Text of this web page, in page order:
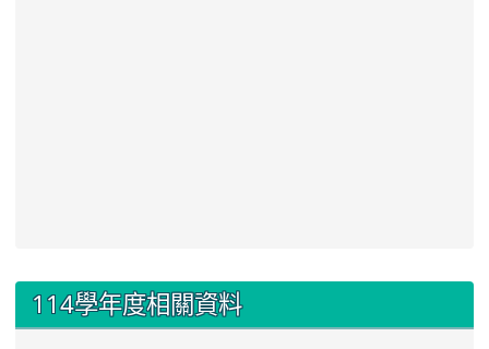
::: 114學年度相關資料